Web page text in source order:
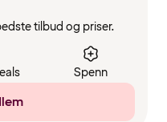
tilbud og priser.
Spenn